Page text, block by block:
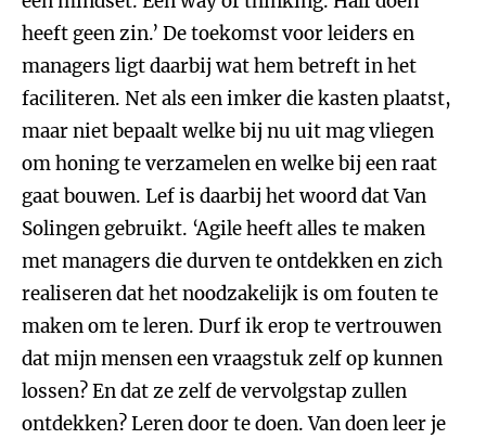
heeft geen zin.’ De toekomst voor leiders en
managers ligt daarbij wat hem betreft in het
faciliteren. Net als een imker die kasten plaatst,
maar niet bepaalt welke bij nu uit mag vliegen
om honing te verzamelen en welke bij een raat
gaat bouwen. Lef is daarbij het woord dat Van
Solingen gebruikt. ‘Agile heeft alles te maken
met managers die durven te ontdekken en zich
realiseren dat het noodzakelijk is om fouten te
maken om te leren. Durf ik erop te vertrouwen
dat mijn mensen een vraagstuk zelf op kunnen
lossen? En dat ze zelf de vervolgstap zullen
ontdekken? Leren door te doen. Van doen leer je